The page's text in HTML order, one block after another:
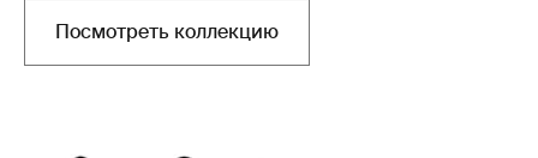
Посмотреть коллекциюОткрывается в новой вкладке